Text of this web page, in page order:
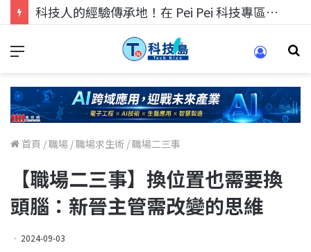
科技人的經驗傳承地！在 Pei Pei 科技專區，與學弟妹交流最硬核的技術
首頁 /職場 /職場求生術 /職場二三事
【職場二三事】換位置也需要換
頭腦：新晉主管需改變的思維
2024-09-03